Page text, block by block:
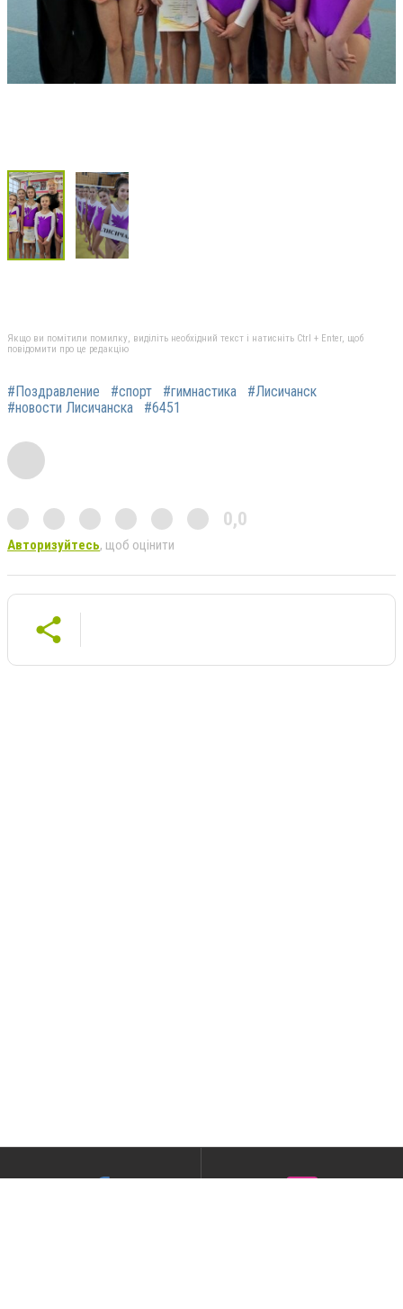
Якщо ви помітили помилку, виділіть необхідний текст і натисніть Ctrl + Enter, щоб
повідомити про це редакцію
#Поздравление #спорт #гимнастика
#Лисичанск
#новости Лисичанска
#6451
0,0
Авторизуйтесь, щоб оцінити